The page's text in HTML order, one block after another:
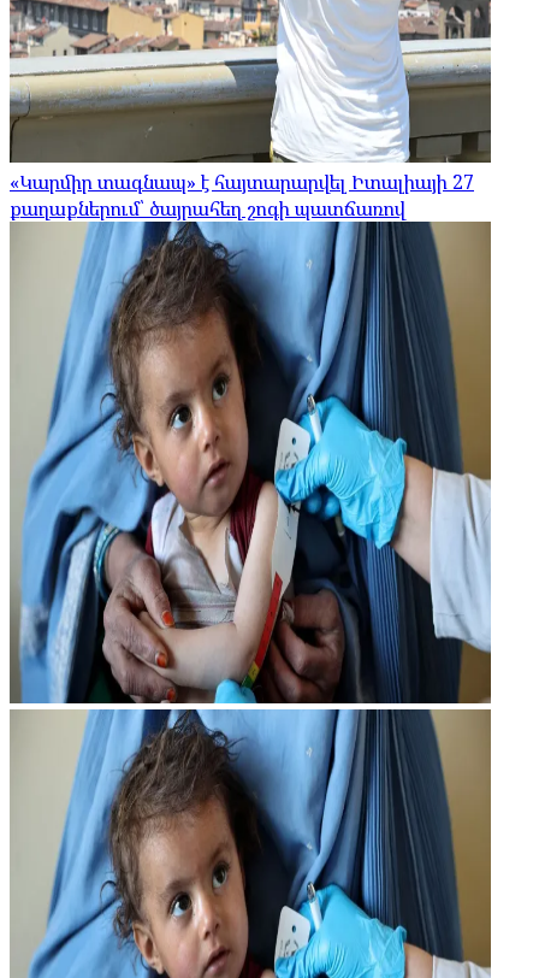
«Կարմիր տագնապ» է հայտարարվել Իտալիայի 27
քաղաքներում՝ ծայրահեղ շոգի պատճառով